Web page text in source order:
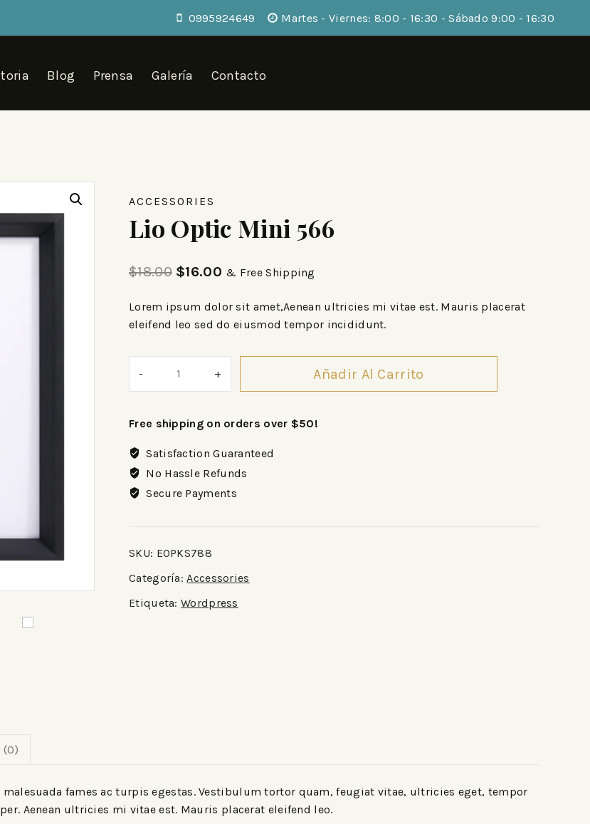
0995924649 Martes - Viernes: 8:00 - 16:30 - Sábado 9:00 - 16:30
Blog Prensa Galería Contacto
ACCESSORIES
Lio Optic Mini 566
$18.00 $16.00 & Free Shipping
Lorem ipsum dolor sit amet,Aenean ultricies mi vitae est. Mauris placerat
eleifend leo sed do eiusmod tempor incididunt.
Añadir Al Carrito
Free shipping on orders over $50!
Satisfaction Guaranteed
No Hassle Refunds
Secure Payments
SKU: EOPKS788
Categoría: Accessories
Etiqueta:Wordpress
(0)
fames ac turpis egestas. Vestibulum tortor quam, feugiat vitae, ultricies eget, tempor
Aenean ultricies mi vitae est. Mauris placerat eleifend leo.